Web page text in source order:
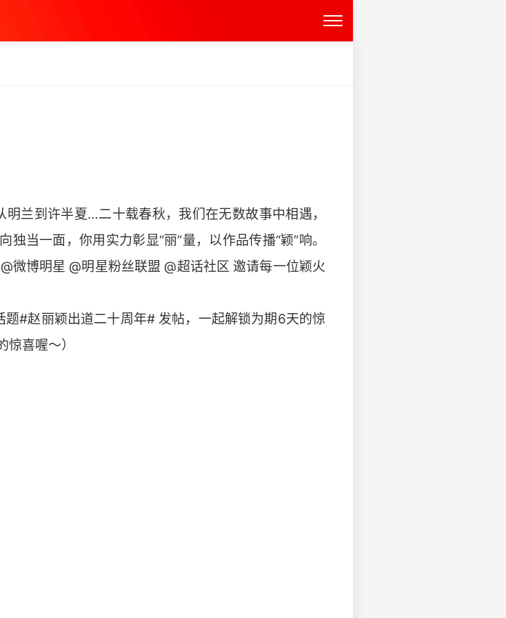
兰到许半夏…二十载春秋，我们在无数故事中相遇，
当一面，你用实力彰显“丽”量，以作品传播“颖”响。
微博明星 @明星粉丝联盟 @超话社区 邀请每一位颖火
#赵丽颖出道二十周年# 发帖，一起解锁为期6天的惊
喜喔～）